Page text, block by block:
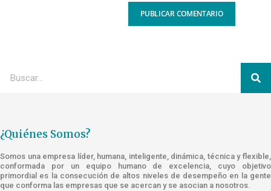
¿Quiénes Somos?
Somos una empresa líder, humana, inteligente, dinámica, técnica y flexible,
conformada por un equipo humano de excelencia, cuyo objetivo
primordial es la consecución de altos niveles de desempeño en la gente
que conforma las empresas que se acercan y se asocian a nosotros.